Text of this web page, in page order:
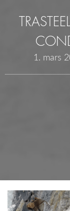
1. mars